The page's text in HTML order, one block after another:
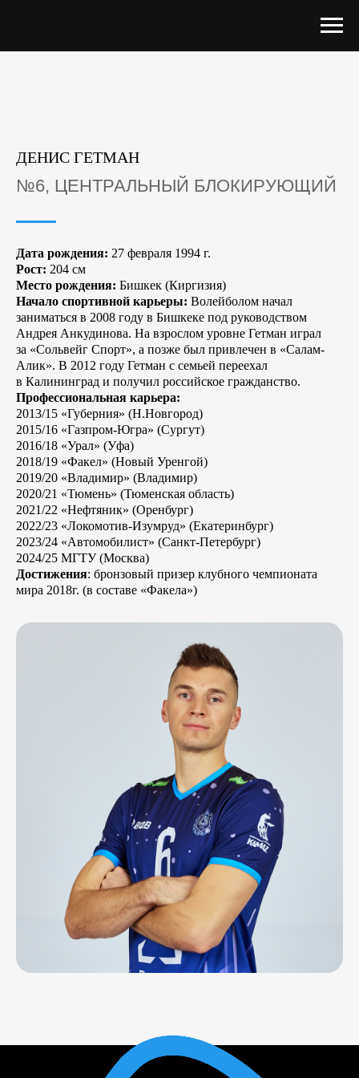
ДЕНИС ГЕТМАН
№6, ЦЕНТРАЛЬНЫЙ БЛОКИРУЮЩИЙ
Дата рождения: 27 февраля 1994 г.
Рост: 204 см
Место рождения: Бишкек (Киргизия)
Начало спортивной карьеры: Волейболом начал
заниматься в 2008 году в Бишкеке под руководством
Андрея Анкудинова. На взрослом уровне Гетман играл
за «Сольвейг Спорт», а позже был привлечен в «Салам-
Алик». В 2012 году Гетман с семьей переехал
в Калининград и получил российское гражданство.
Профессиональная карьера:
2013/15 «Губерния» (Н.Новгород)
2015/16 «Газпром-Югра» (Сургут)
2016/18 «Урал» (Уфа)
2018/19 «Факел» (Новый Уренгой)
2019/20 «Владимир» (Владимир)
2020/21 «Тюмень» (Тюменская область)
2021/22 «Нефтяник» (Оренбург)
2022/23 «Локомотив-Изумруд» (Екатеринбург)
2023/24 «Автомобилист» (Санкт-Петербург)
2024/25 МГТУ (Москва)
Достижения: бронзовый призер клубного чемпионата
мира 2018г. (в составе «Факела»)